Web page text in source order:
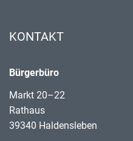
KONTAKT
Bürgerbüro
Markt 20–22
Rathaus
39340 Haldensleben